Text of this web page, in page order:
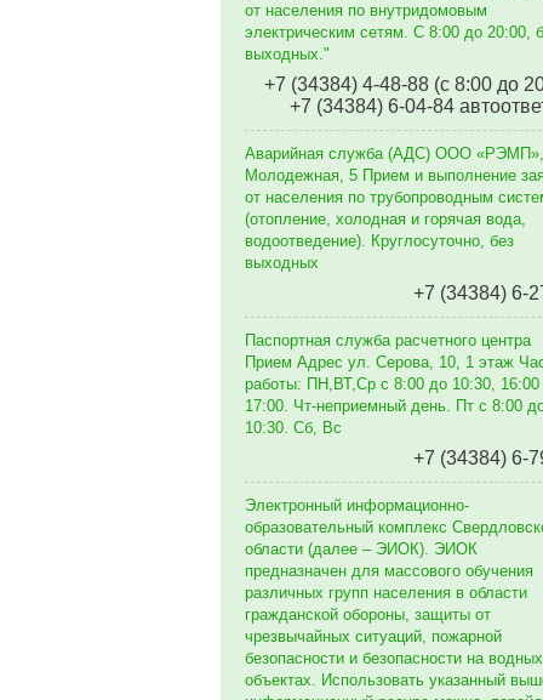
от населения по внутридомовым
электрическим сетям. C 8:00 до 20:00,
выходных."
+7 (34384) 4-48-88 (с 8:00 до
+7 (34384) 6-04-84
Аварийная служба (АДС) ООО
Молодежная, 5 Прием и выполнение
от населения по трубопроводным
(отопление, холодная и горячая вода,
водоотведение). Круглосуточно, без
выходных
+7 (34384) 6-
Паспортная служба расчетного центра
Прием Адрес ул. Серова, 10, 1 этаж
работы: ПН,ВТ,Ср с 8:00 до 10:30, 16:00
17:00. Чт-неприемный день. Пт с 8:00
10:30. Сб, Вс
+7 (34384) 6-
Электронный информационно-
образовательный комплекс
области (далее – ЭИОК). ЭИОК
предназначен для массового обучения
различных групп населения в области
гражданской обороны, защиты от
чрезвычайных ситуаций, пожарной
безопасности и безопасности на водных
объектах. Использовать указанный